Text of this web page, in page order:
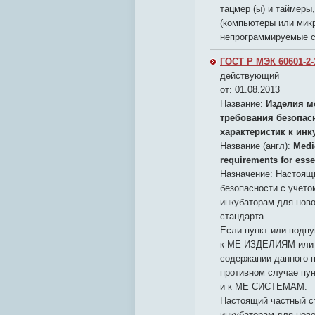
тацмер (ы) и
(компьютеры или
непрограммируемые
ГОСТ Р МЭК 60601-2-
действующий
от: 01.08.2013
Название: Изделия
требования
характеристик к
Название (англ):
requirements for
Назначение:
безопасности с
инкубаторам для
стандарта.
Если пункт или
к МЕ ИЗДЕЛИЯМ или
содержании данного
противном случае
и к МЕ СИСТЕМАМ.
Настоящий частный